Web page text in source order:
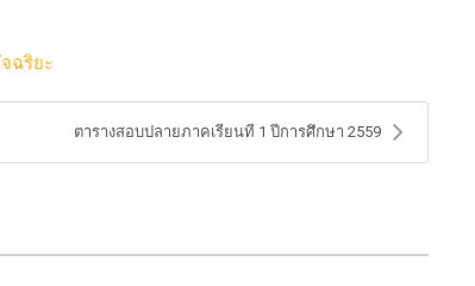
ฉริยะ
ตารางสอบปลายภาคเรียนที 1 ปีการศึกษา 2559